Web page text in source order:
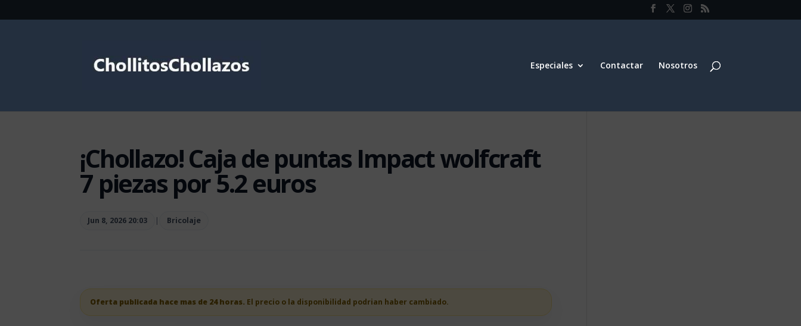
Especiales Contactar Nosotros
¡Chollazo! Caja de puntas Impact wolfcraft
7 piezas por 5.2 euros
Jun 8, 2026 20:03 | Bricolaje
Oferta publicada hace mas de 24 horas. El precio o la disponibilidad podrian haber cambiado.